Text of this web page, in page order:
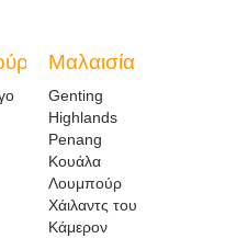
Μαλαισία
Genting
Highlands
Penang
Κουάλα
Λουμπούρ
Χάιλαντς του
Κάμερον